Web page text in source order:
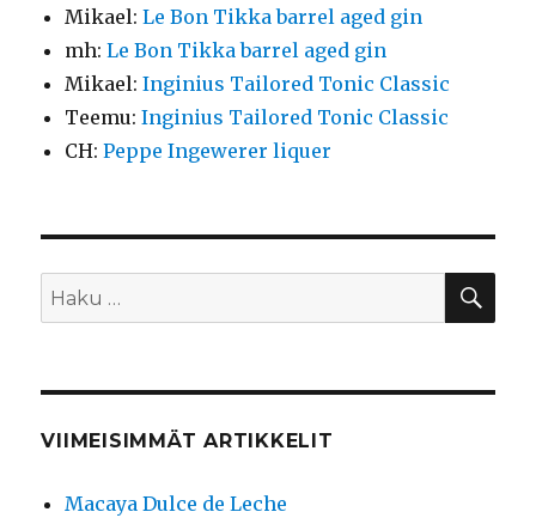
Mikael:Le Bon Tikka barrel aged gin
mh:Le Bon Tikka barrel aged gin
Mikael:Inginius Tailored Tonic Classic
Teemu:Inginius Tailored Tonic Classic
CH:Peppe Ingewerer liquer
Etsi:
VIIMEISIMMÄT ARTIKKELIT
Macaya Dulce de Leche